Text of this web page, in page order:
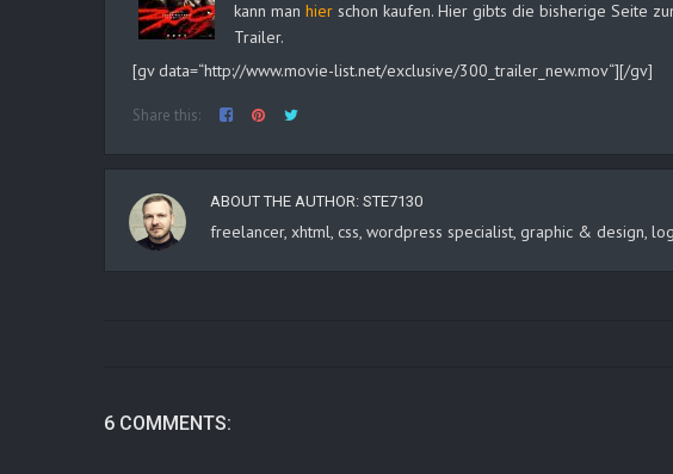
kann man hier schon kaufen. Hier gibts die bisherige Seite
Trailer.
[gv data=“http://www.movie-list.net/exclusive/300_trailer_new.mov“][/gv]
Share this:
ABOUT THE AUTHOR: STE7130
freelancer, xhtml, css, wordpress specialist, graphic & design,
6 COMMENTS: